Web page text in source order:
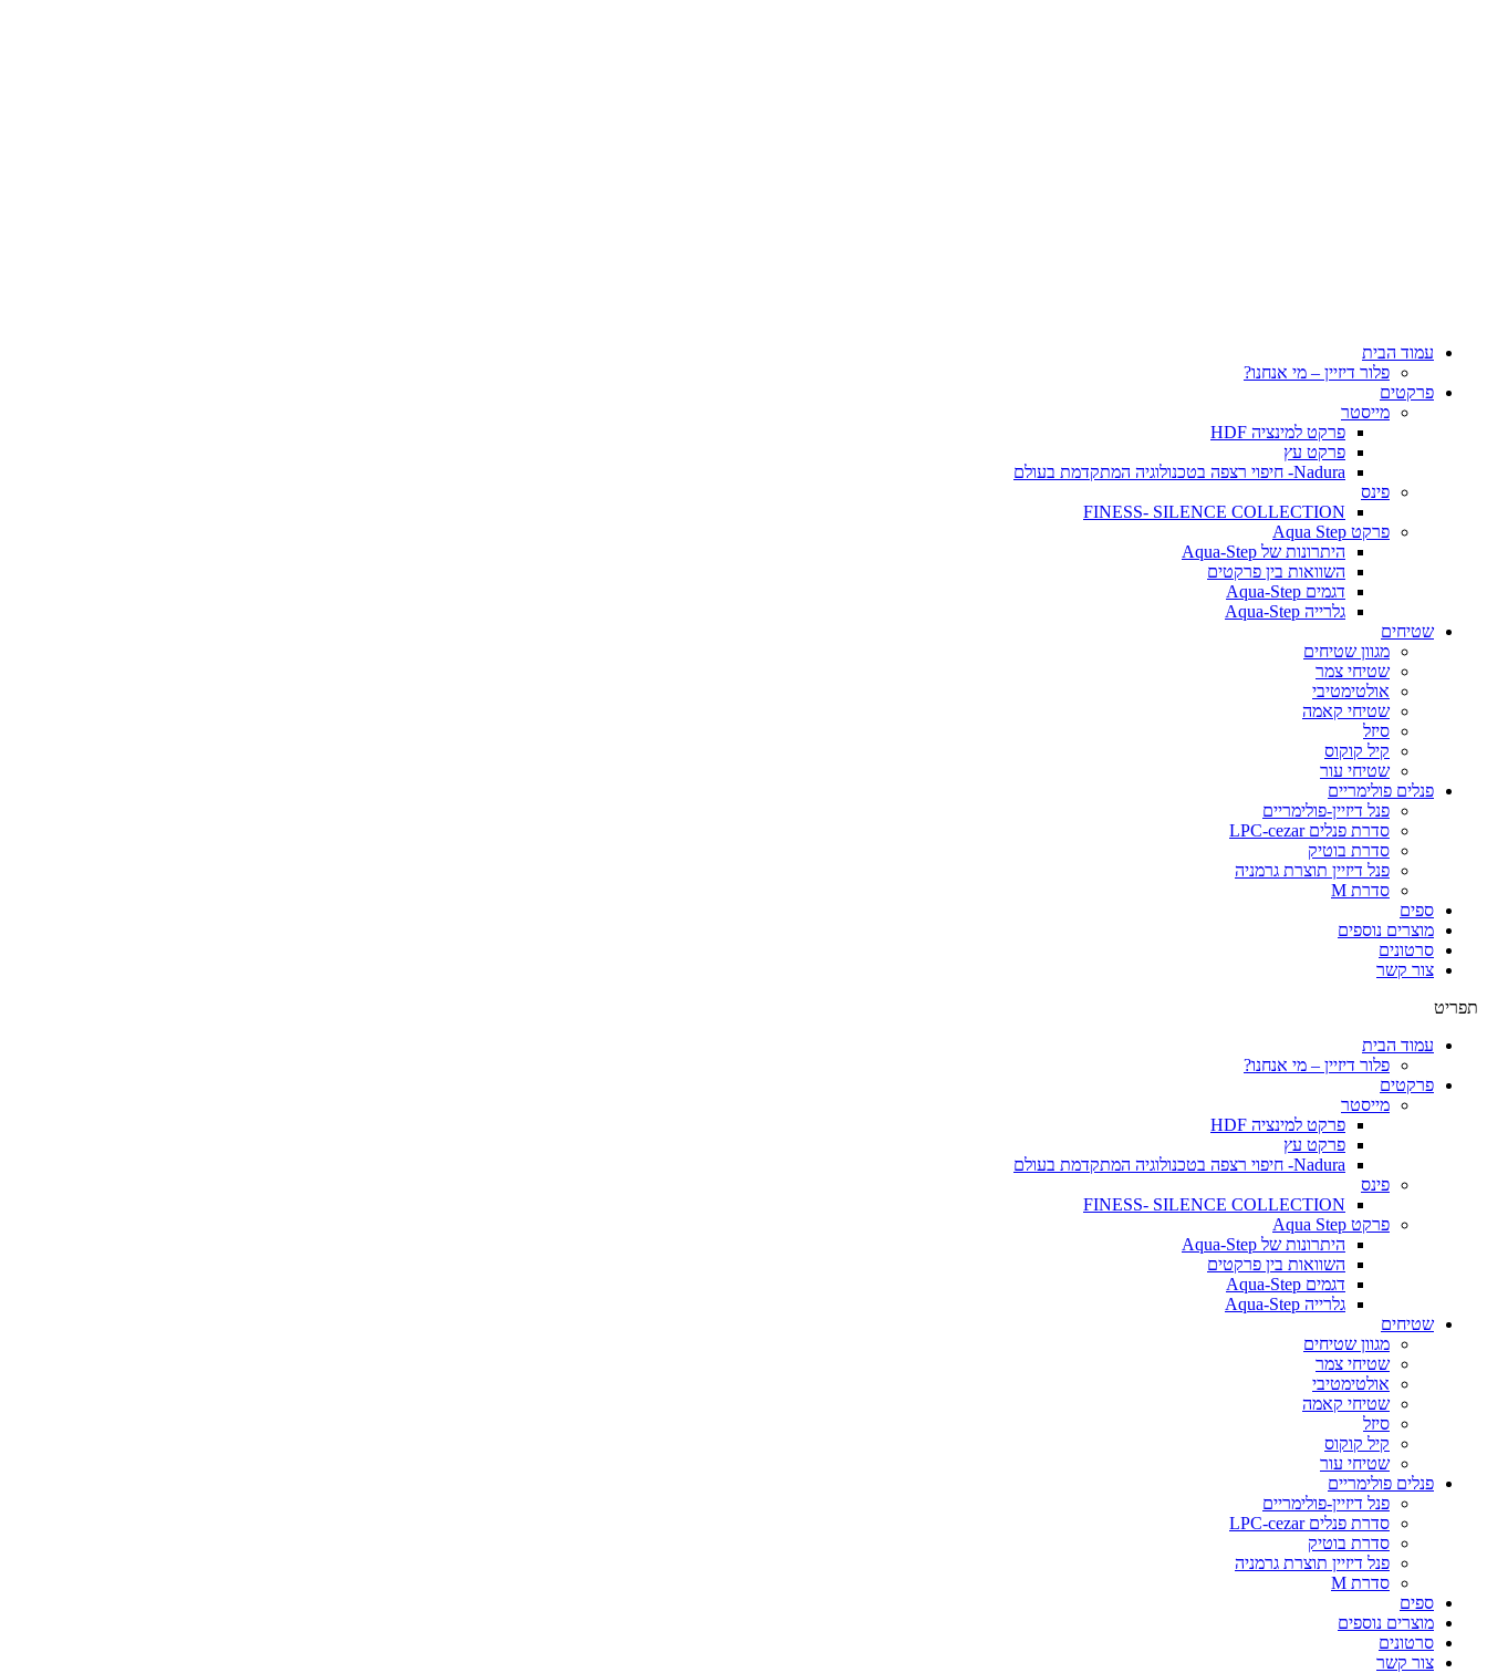
עמוד הבית
פלור דיזיין – מי אנחנו?
פרקטים
מייסטר
פרקט למינציה HDF
פרקט עץ
Nadura- חיפוי רצפה בטכנולוגיה המתקדמת בעולם
פינס
FINESS- SILENCE COLLECTION
פרקט Aqua Step
היתרונות של Aqua-Step
השוואות בין פרקטים
דגמים Aqua-Step
גלרייה Aqua-Step
שטיחים
מגוון שטיחים
שטיחי צמר
אולטימטיבי
שטיחי קאמה
סיזל
קיל קוקוס
שטיחי עור
פנלים פולימריים
פנל דיזיין-פולימריים
סדרת פנלים LPC-cezar
סדרת בוטיק
פנל דיזיין תוצרת גרמניה
סדרת M
ספים
מוצרים נוספים
סרטונים
צור קשר
תפריט
עמוד הבית
פלור דיזיין – מי אנחנו?
פרקטים
מייסטר
פרקט למינציה HDF
פרקט עץ
Nadura- חיפוי רצפה בטכנולוגיה המתקדמת בעולם
פינס
FINESS- SILENCE COLLECTION
פרקט Aqua Step
היתרונות של Aqua-Step
השוואות בין פרקטים
דגמים Aqua-Step
גלרייה Aqua-Step
שטיחים
מגוון שטיחים
שטיחי צמר
אולטימטיבי
שטיחי קאמה
סיזל
קיל קוקוס
שטיחי עור
פנלים פולימריים
פנל דיזיין-פולימריים
סדרת פנלים LPC-cezar
סדרת בוטיק
פנל דיזיין תוצרת גרמניה
סדרת M
ספים
מוצרים נוספים
סרטונים
צור קשר